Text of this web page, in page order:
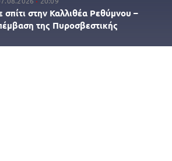
στην Καλλιθέα Ρεθύμνου –
της Πυροσβεστικής